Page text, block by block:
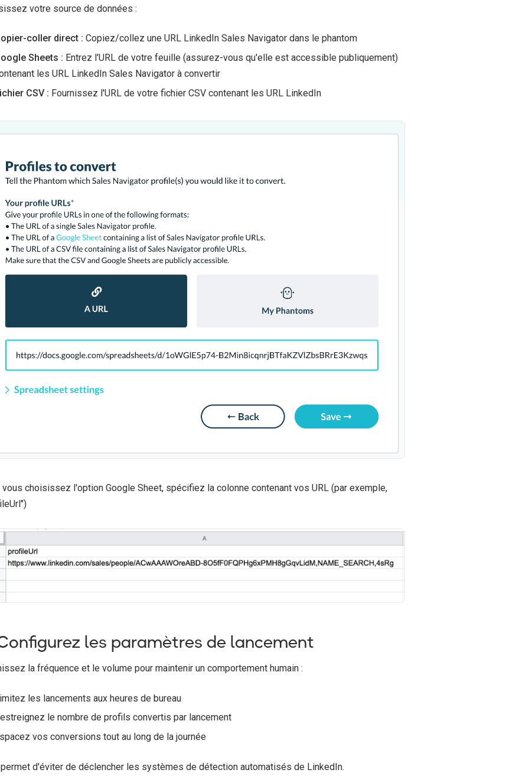
votre source de données :
coller direct : Copiez/collez une URL LinkedIn Sales Navigator dans le phantom
Sheets : Entrez l'URL de votre feuille (assurez-vous qu'elle est accessible publiquement)
les URL LinkedIn Sales Navigator à convertir
CSV : Fournissez l'URL de votre fichier CSV contenant les URL LinkedIn
vous choisissez l'option Google Sheet, spécifiez la colonne contenant vos URL (par exemple,
les paramètres de lancement
la fréquence et le volume pour maintenir un comportement humain :
les lancements aux heures de bureau
le nombre de profils convertis par lancement
vos conversions tout au long de la journée
d'éviter de déclencher les systèmes de détection automatisés de LinkedIn.